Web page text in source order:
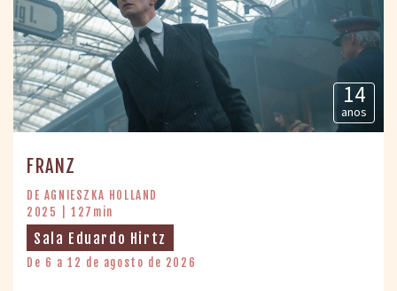
14
anos
FRANZ
DE AGNIESZKA HOLLAND
2025 | 127min
Sala Eduardo Hirtz
De 6 a 12 de agosto de 2026